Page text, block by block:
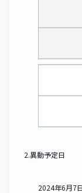
2.異動予定日
2024年6月7